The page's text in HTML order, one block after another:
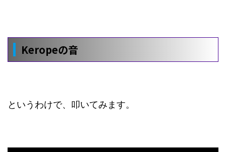
Keropeの音
というわけで、叩いてみます。